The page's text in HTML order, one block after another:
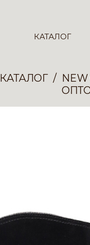
КАТАЛОГ
КАТАЛОГ
NEW